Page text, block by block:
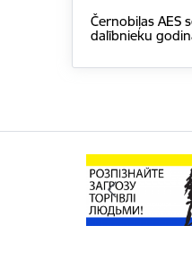
Černobiļas AES
dalībnieku